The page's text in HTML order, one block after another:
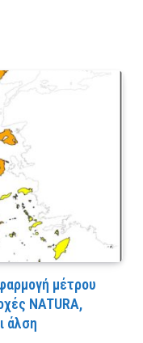
μέτρου
NATURA,
άλση